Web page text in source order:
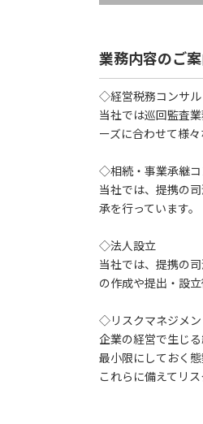
業務内容のご
◇経営税務コンサル
当社では巡回監査
ーズに合わせて様々
◇相続・事業承継
当社では、提携の
承を行っています。
◇法人設立
当社では、提携の
の作成や提出・設
◇リスクマネジメ
企業の経営で生じ
最小限にしておく態
これらに備えてリ